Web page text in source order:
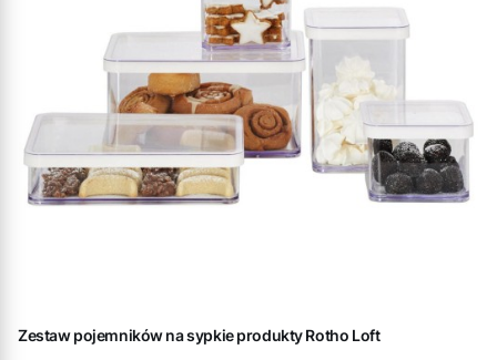
Zestaw pojemników na sypkie produkty Rotho Loft